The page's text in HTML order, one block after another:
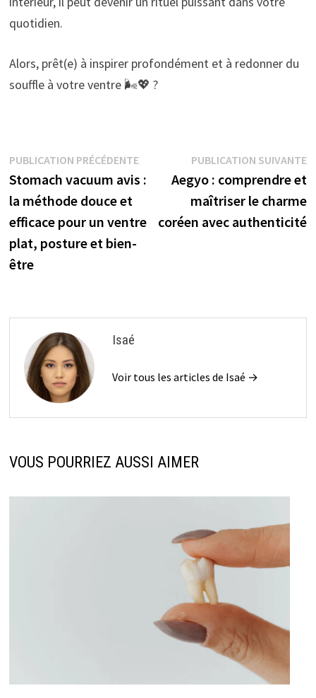
quotidien.
Alors, prêt(e) à inspirer profondément et à redonner du
souffle à votre ventre 🌬️💖 ?
Navigation
de
l’article
PUBLICATION PRÉCÉDENTEPublication
précédente :
Stomach vacuum avis :
la méthode douce et
efficace pour un ventre
plat, posture et bien-
être
PUBLICATION SUIVANTE
Aegyo : comprendre et
maîtriser le charme
coréen avec authenticité
Isaé
Voir tous les articles de Isaé →
VOUS POURRIEZ AUSSI AIMER